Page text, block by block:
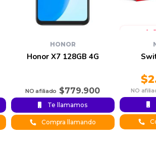
HONOR
Honor X7 128GB 4G
$779.900
Te llamamos
Compra llamando
Original
price was:
$2.686.950.
$
Current
price is:
$2.301.950.